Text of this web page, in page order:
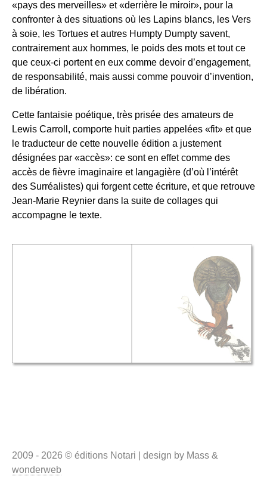
«pays des merveilles» et «derrière le miroir», pour la
confronter à des situations où les Lapins blancs, les Vers
à soie, les Tortues et autres Humpty Dumpty savent,
contrairement aux hommes, le poids des mots et tout ce
que ceux-ci portent en eux comme devoir d’engagement,
de responsabilité, mais aussi comme pouvoir d’invention,
de libération.
Cette fantaisie poétique, très prisée des amateurs de
Lewis Carroll, comporte huit parties appelées «fit» et que
le traducteur de cette nouvelle édition a justement
désignées par «accès»: ce sont en effet comme des
accès de fièvre imaginaire et langagière (d’où l’intérêt
des Surréalistes) qui forgent cette écriture, et que retrouve
Jean-Marie Reynier dans la suite de collages qui
accompagne le texte.
2009 - 2026 © éditions Notari | design by Mass &
wonderweb